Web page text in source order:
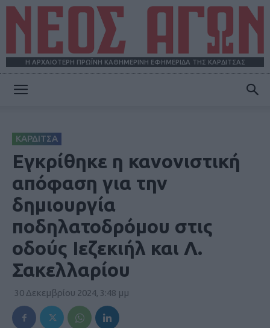
Η ΑΡΧΑΙΟΤΕΡΗ ΠΡΩΪΝΗ ΚΑΘΗΜΕΡΙΝΗ ΕΦΗΜΕΡΙΔΑ ΤΗΣ ΚΑΡΔΙΤΣΑΣ
ΚΑΡΔΙΤΣΑ
Εγκρίθηκε η κανονιστική
απόφαση για την
δημιουργία
ποδηλατοδρόμου στις
οδούς Ιεζεκιήλ και Λ.
Σακελλαρίου
30 Δεκεμβρίου 2024, 3:48 μμ